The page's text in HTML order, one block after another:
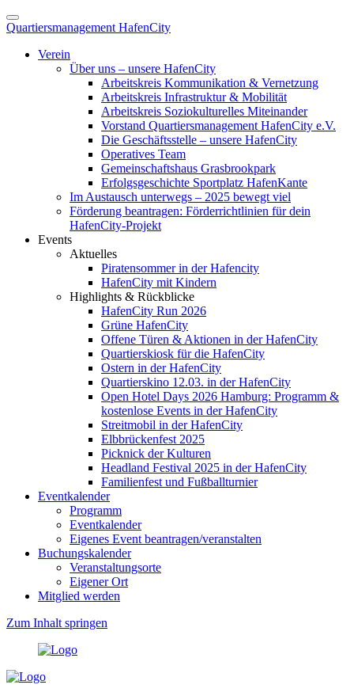
Quartiersmanagement HafenCity
Verein
Über uns – unsere HafenCity
Arbeitskreis Kommunikation & Vernetzung
Arbeitskreis Infrastruktur & Mobilität
Arbeitskreis Soziokulturelles Miteinander
Vorstand Quartiersmanagement HafenCity e.V.
Die Geschäftsstelle – unsere HafenCity
Operatives Team
Gemeinschaftshaus Grasbrookpark
Erfolgsgeschichte Sportplatz HafenKante
Im Austausch unterwegs – 2025 bewegt viel
Förderung beantragen: Förderrichtlinien für dein
HafenCity-Projekt
Events
Aktuelles
Piratensommer in der Hafencity
HafenCity mit Kindern
Highlights & Rückblicke
HafenCity Run 2026
Grüne HafenCity
Offene Türen & Aktionen in der HafenCity
Quartierskiosk für die HafenCity
Ostern in der HafenCity
Quartierskino 12.03. in der HafenCity
Open Hotel Days 2026 Hamburg: Programm &
kostenlose Events in der HafenCity
Streitmobil in der HafenCity
Elbbrückenfest 2025
Picknick der Kulturen
Headland Festival 2025 in der HafenCity
Familienfest und Fußballturnier
Eventkalender
Programm
Eventkalender
Eigenes Event beantragen/veranstalten
Buchungskalender
Veranstaltungsorte
Eigener Ort
Mitglied werden
Zum Inhalt springen